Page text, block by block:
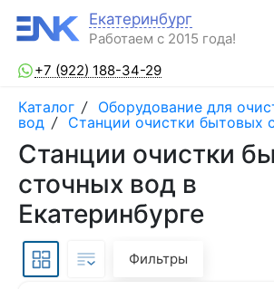
Екатеринбург
Работаем с 2015 года!
+7 (922) 188-34-29
Каталог / Оборудование для
вод / Станции очистки бытовых
Станции очистки
сточных вод в
Екатеринбурге
Фильтры